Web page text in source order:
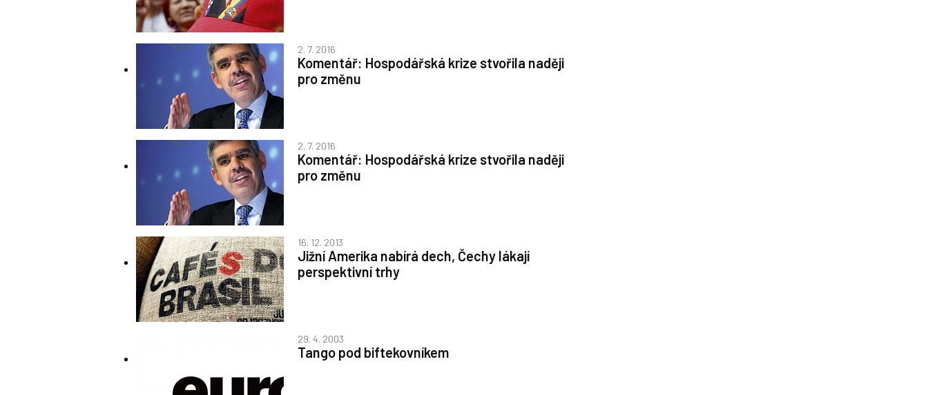
2. 7. 2016
Komentář: Hospodářská krize stvořila naději
pro změnu
2. 7. 2016
Komentář: Hospodářská krize stvořila naději
pro změnu
16. 12. 2013
Jižní Amerika nabírá dech, Čechy lákají
perspektivní trhy
29. 4. 2003
Tango pod biftekovníkem